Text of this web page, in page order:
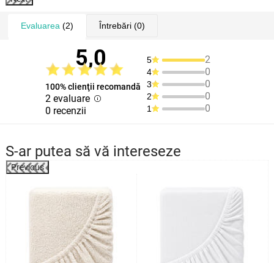
Evaluarea (2) Întrebări(0)
5,0
100% clienţii recomandă
2 evaluare
0 recenzii
5 2
4 0
3 0
2 0
1 0
S-ar putea să vă intereseze
Previous